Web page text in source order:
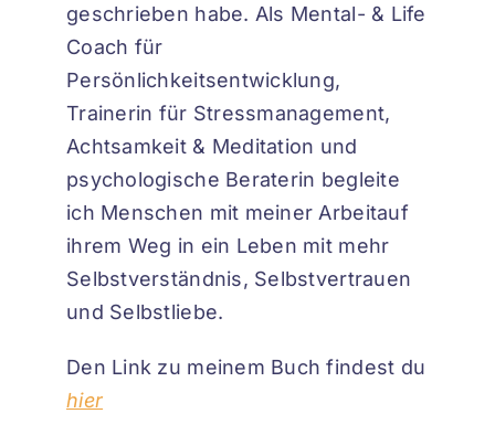
geschrieben habe. Als Mental- & Life
Coach für
Persönlichkeitsentwicklung,
Trainerin für Stressmanagement,
Achtsamkeit & Meditation und
psychologische Beraterin begleite
ich Menschen mit meiner Arbeitauf
ihrem Weg in ein Leben mit mehr
Selbstverständnis, Selbstvertrauen
und Selbstliebe.
Den Link zu meinem Buch findest du
hier